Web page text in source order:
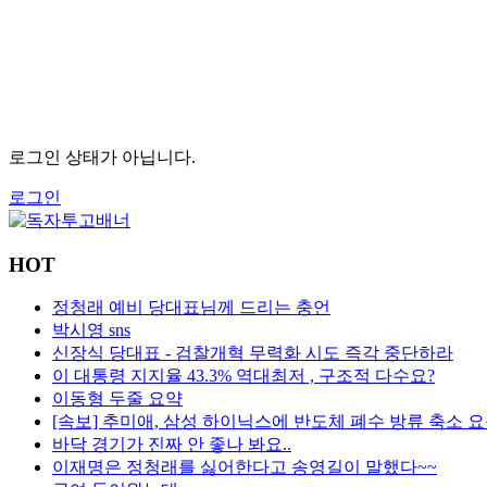
로그인 상태가 아닙니다.
로그인
HOT
정청래 예비 당대표님께 드리는 충언
박시영 sns
신장식 당대표 - 검찰개혁 무력화 시도 즉각 중단하라
이 대통령 지지율 43.3% 역대최저 , 구조적 다수요?
이동형 두줄 요약
[속보] 추미애, 삼성 하이닉스에 반도체 폐수 방류 축소
바닥 경기가 진짜 안 좋나 봐요..
이재명은 정청래를 싫어한다고 송영길이 말했다~~